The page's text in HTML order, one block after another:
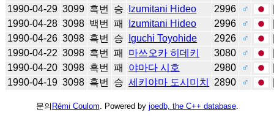
1990-04-29 3099 흑번 승 Izumitani Hideo 2996 ♂
1990-04-28 3098 백번 패 Izumitani Hideo 2996 ♂
1990-04-26 3098 흑번 승 Iguchi Toyohide 2926 ♂
1990-04-22 3098 흑번 패 마쓰오카 히데키 3080 ♂
1990-04-20 3098 흑번 패 야마다 시호 2980 ♂
1990-04-19 3098 흑번 승 세키야마 도시미치 2890 ♂
문의 Rémi Coulom . Powered by joedb, the C++ database.